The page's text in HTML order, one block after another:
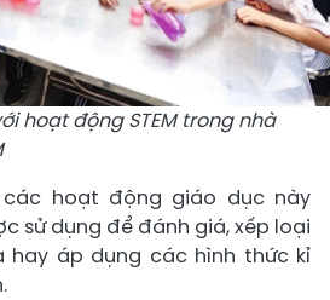
hoạt động STEM trong nhà
hoạt động giáo dục này
sử dụng để đánh giá, xếp loại
hay áp dụng các hình thức kỉ